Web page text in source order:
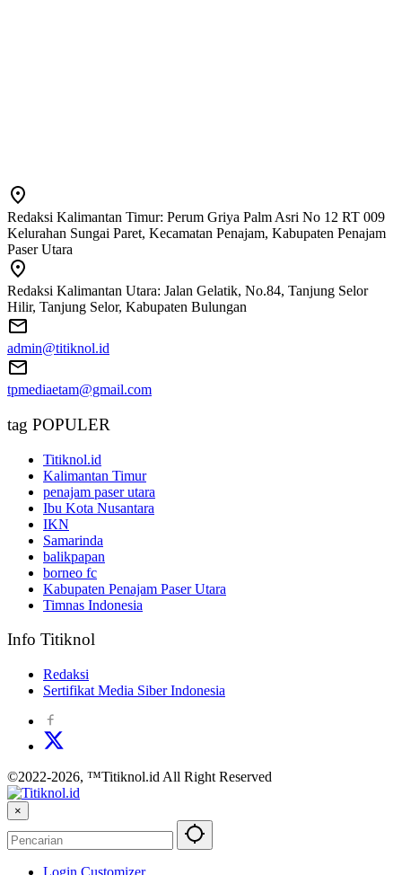
Redaksi Kalimantan Timur: Perum Griya Palm Asri No 12 RT 009
Kelurahan Sungai Paret, Kecamatan Penajam, Kabupaten Penajam
Paser Utara
Redaksi Kalimantan Utara: Jalan Gelatik, No.84, Tanjung Selor
Hilir, Tanjung Selor, Kabupaten Bulungan
admin@titiknol.id
tpmediaetam@gmail.com
tag POPULER
Titiknol.id
Kalimantan Timur
penajam paser utara
Ibu Kota Nusantara
IKN
Samarinda
balikpapan
borneo fc
Kabupaten Penajam Paser Utara
Timnas Indonesia
Info Titiknol
Redaksi
Sertifikat Media Siber Indonesia
©2022-2026, ™Titiknol.id All Right Reserved
×
Login Customizer